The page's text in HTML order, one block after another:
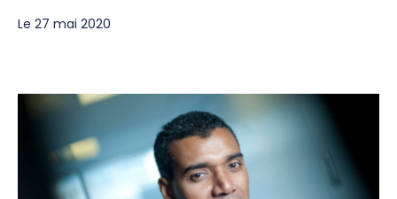
Le 27 mai 2020